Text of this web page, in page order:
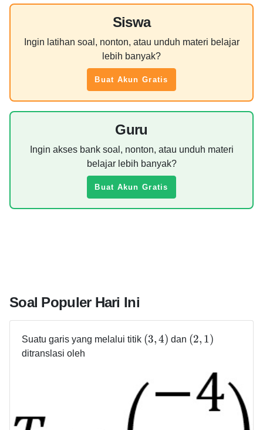
Siswa
Ingin latihan soal, nonton, atau unduh materi belajar
lebih banyak?
Buat Akun Gratis
Guru
Ingin akses bank soal, nonton, atau unduh materi
belajar lebih banyak?
Buat Akun Gratis
Soal Populer Hari Ini
Suatu garis yang melalui titik (3,4) dan (2, 1)
ditranslasi oleh